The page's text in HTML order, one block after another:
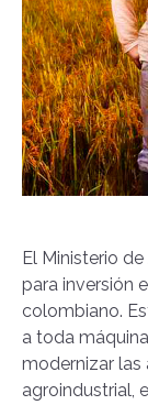
El Ministerio
para inversión
colombiano.
a toda
modernizar
agroindustrial,